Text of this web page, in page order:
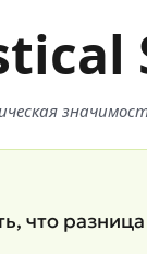
что